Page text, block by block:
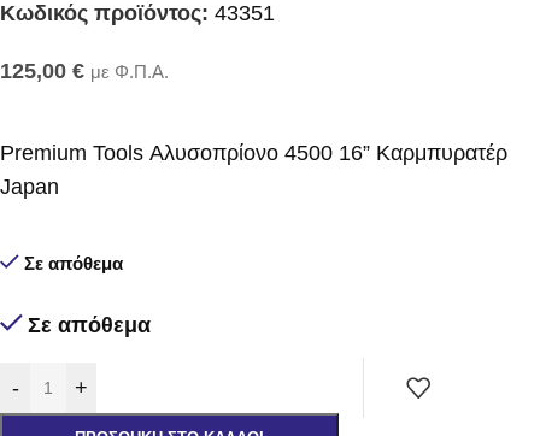
Κωδικός προϊόντος: 43351
125,00 € με Φ.Π.Α.
Premium Tools Αλυσοπρίονο 4500 16” Καρμπυρατέρ
Japan
Σε απόθεμα
Σε απόθεμα
- +